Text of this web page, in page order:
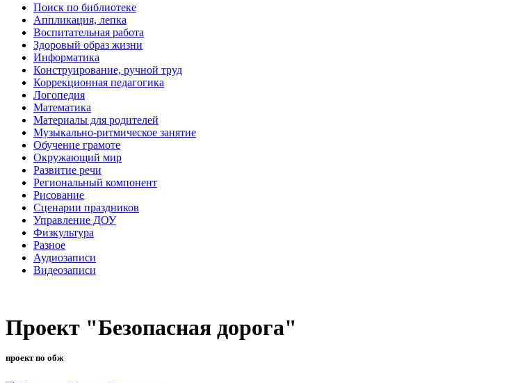
Поиск по библиотеке
Аппликация, лепка
Воспитательная работа
Здоровый образ жизни
Информатика
Конструирование, ручной труд
Коррекционная педагогика
Логопедия
Математика
Материалы для родителей
Музыкально-ритмическое занятие
Обучение грамоте
Окружающий мир
Развитие речи
Региональный компонент
Рисование
Сценарии праздников
Управление ДОУ
Физкультура
Разное
Аудиозаписи
Видеозаписи
Проект "Безопасная дорога"
проект по обж